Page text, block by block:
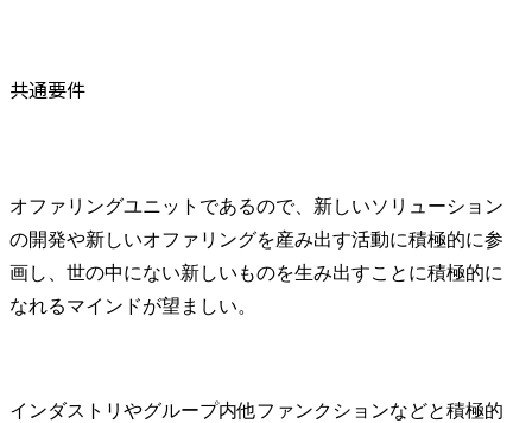
共通要件
オファリングユニットであるので、新しいソリューション
の開発や新しいオファリングを産み出す活動に積極的に参
画し、世の中にない新しいものを生み出すことに積極的に
なれるマインドが望ましい。
インダストリやグループ内他ファンクションなどと積極的